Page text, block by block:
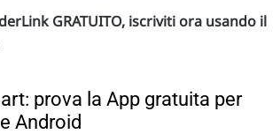
GRATUITO, iscriviti ora usando il
prova la App gratuita per
Android